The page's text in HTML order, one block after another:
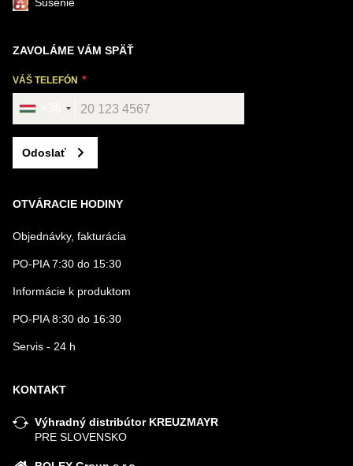
ZAVOLÁME VÁM SPÄŤ
VÁŠ TELEFÓN
Odoslať
OTVÁRACIE HODINY
Objednávky, fakturácia
PO-PIA 7:30 do 15:30
Informácie k produktom
PO-PIA 8:30 do 16:30
Servis - 24 h
KONTAKT
Výhradný distribútor KREUZMAYR
PRE SLOVENSKO